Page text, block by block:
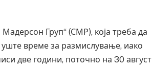
Груп“ (СМР), која треба да
време за размислување, иако
две години, поточно на 30 август